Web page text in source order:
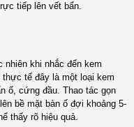
tiếp lên vết bẩn.
nhiên khi nhắc đển kem
tế đây là một loại kem
ố, cứng đầu. Thao tác gọn
bề mặt bàn ố đợi khoảng 5-
thấy rõ hiệu quả.